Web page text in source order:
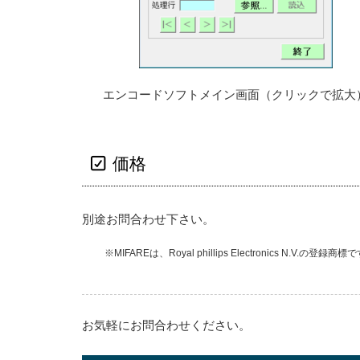
エンコードソフトメイン画面（クリックで拡大
価格
別途お問合わせ下さい。
MIFAREは、Royal phillips Electronics N.V.の登録商標で
お気軽にお問合わせください。